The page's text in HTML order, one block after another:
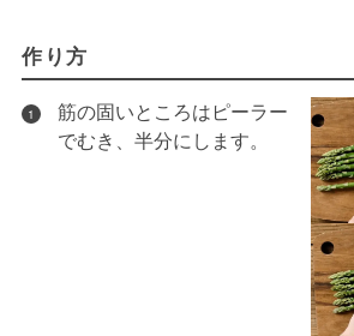
作り方
1
筋の固いところはピーラー
でむき、半分にします。